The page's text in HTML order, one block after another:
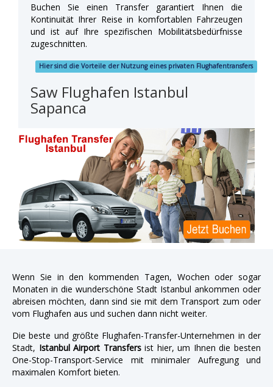
Buchen Sie einen Transfer garantiert Ihnen die
Kontinuität Ihrer Reise in komfortablen Fahrzeugen
und ist auf Ihre spezifischen Mobilitätsbedürfnisse
zugeschnitten.
Hier sind die Vorteile der Nutzung eines privaten Flughafentransfers
Saw Flughafen Istanbul
Sapanca
Wenn Sie in den kommenden Tagen, Wochen oder sogar
Monaten in die wunderschöne Stadt Istanbul ankommen oder
abreisen möchten, dann sind sie mit dem Transport zum oder
vom Flughafen aus und suchen dann nicht weiter.
Die beste und größte Flughafen-Transfer-Unternehmen in der
Stadt, Istanbul Airport Transfersist hier, um Ihnen die besten
One-Stop-Transport-Service mit minimaler Aufregung und
maximalen Komfort bieten.